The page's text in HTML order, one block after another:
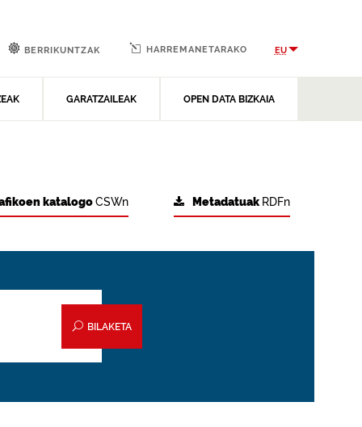
GARATZAILEAK OPEN DATA BIZKAIA
BERRIKUNTZAK HARREMANETARAKO EU
Metadatuak RDFn
katalogoCSWn
BILAKETA